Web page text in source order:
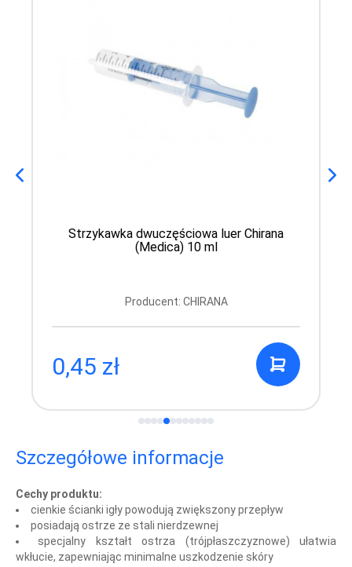
Strzykawka dwuczęściowa luer Chirana
(Medica) 10 ml
Producent: CHIRANA
0,45 zł
Szczegółowe informacje
Cechy produktu:
cienkie ścianki igły powodują zwiększony przepływ
posiadają ostrze ze stali nierdzewnej
specjalny kształt ostrza (trójpłaszczyznowe) ułatwia
wkłucie, zapewniając minimalne uszkodzenie skóry